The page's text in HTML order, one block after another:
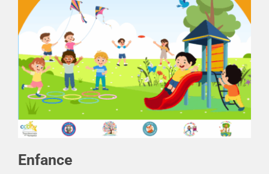
Enfance